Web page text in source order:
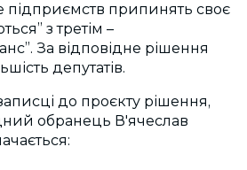
підприємств припинять своє
з третім –
За відповідне рішення
депутатів.
до проєкту рішення,
обранець В'ячеслав